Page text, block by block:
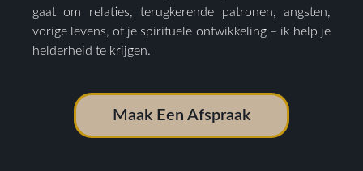
gaat om relaties, terugkerende patronen, angsten,
vorige levens, of je spirituele ontwikkeling – ik help je
helderheid te krijgen.
Maak Een Afspraak